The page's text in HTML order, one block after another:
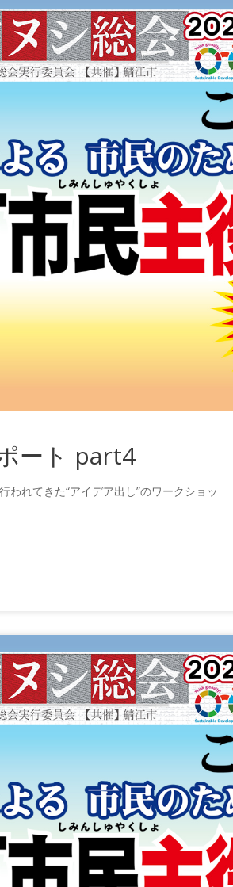
ート part4
われてきた“アイデア出し”のワークショッ